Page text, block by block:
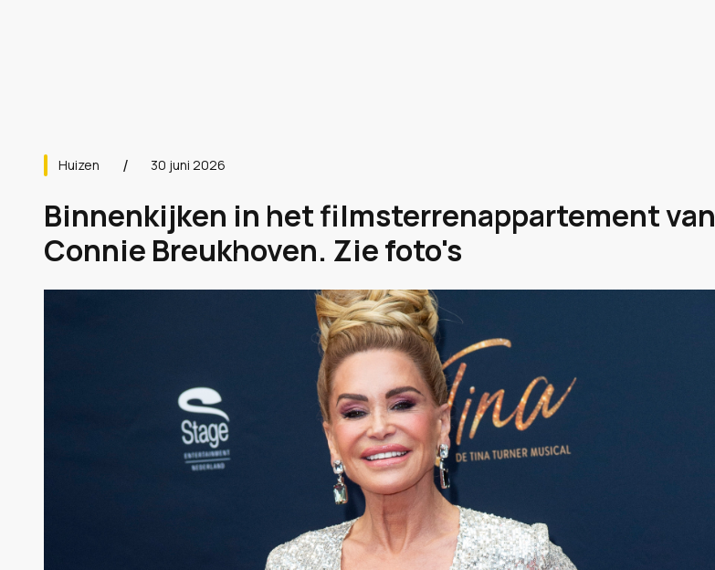
Huizen 30 juni 2026
Binnenkijken in het filmsterrenappartement van
Connie Breukhoven. Zie foto's